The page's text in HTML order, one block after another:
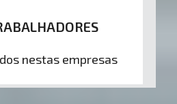
nestas empresas